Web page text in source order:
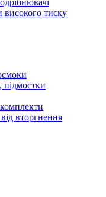
тиску
вторгнення